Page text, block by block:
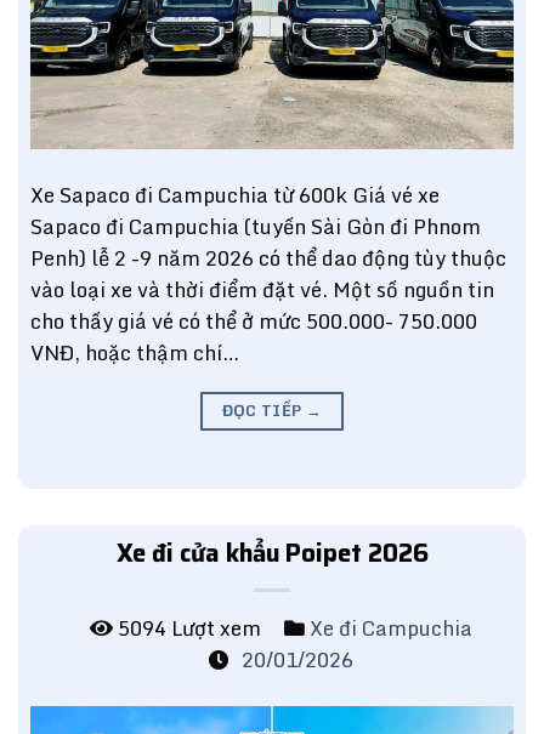
Xe Sapaco đi Campuchia từ 600k Giá vé xe
Sapaco đi Campuchia (tuyến Sài Gòn đi Phnom
Penh) lễ 2 -9 năm 2026 có thể dao động tùy thuộc
vào loại xe và thời điểm đặt vé. Một số nguồn tin
cho thấy giá vé có thể ở mức 500.000- 750.000
VNĐ, hoặc thậm chí…
ĐỌC TIẾP →
Xe đi cửa khẩu Poipet 2026
5094 Lượt xem
Xe đi Campuchia
20/01/2026